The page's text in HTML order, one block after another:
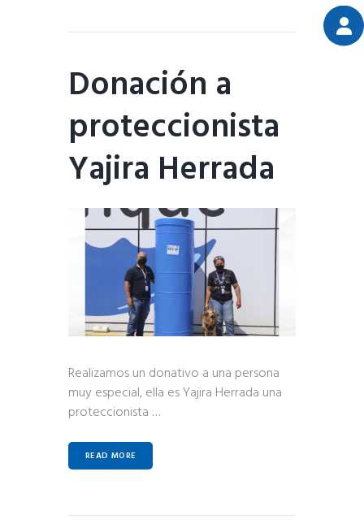
Donación a
proteccionista
Yajira Herrada
Realizamos un donativo a una persona
muy especial, ella es Yajira Herrada una
proteccionista …
READ MORE